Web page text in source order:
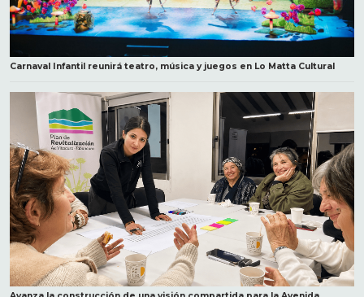
Carnaval Infantil reunirá teatro, música y juegos en Lo Matta Cultural